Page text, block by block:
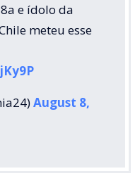
e ídolo da
meteu esse
August 8,